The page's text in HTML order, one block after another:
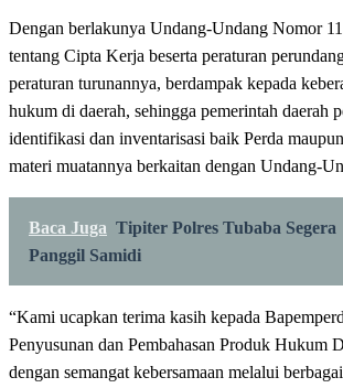
Dengan berlakunya Undang-Undang Nomor
tentang Cipta Kerja beserta peraturan
peraturan turunannya, berdampak kepada
hukum di daerah, sehingga pemerintah daerah
identifikasi dan inventarisasi baik Perda
materi muatannya berkaitan dengan Undang-
Baca Juga Tipiter Polres Tubaba Segera
Panggil Samidi
“Kami ucapkan terima kasih kepada
Penyusunan dan Pembahasan Produk Hukum
dengan semangat kebersamaan melalui